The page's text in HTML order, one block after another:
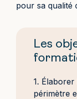
pour sa qualité
Les
1.
périmètre